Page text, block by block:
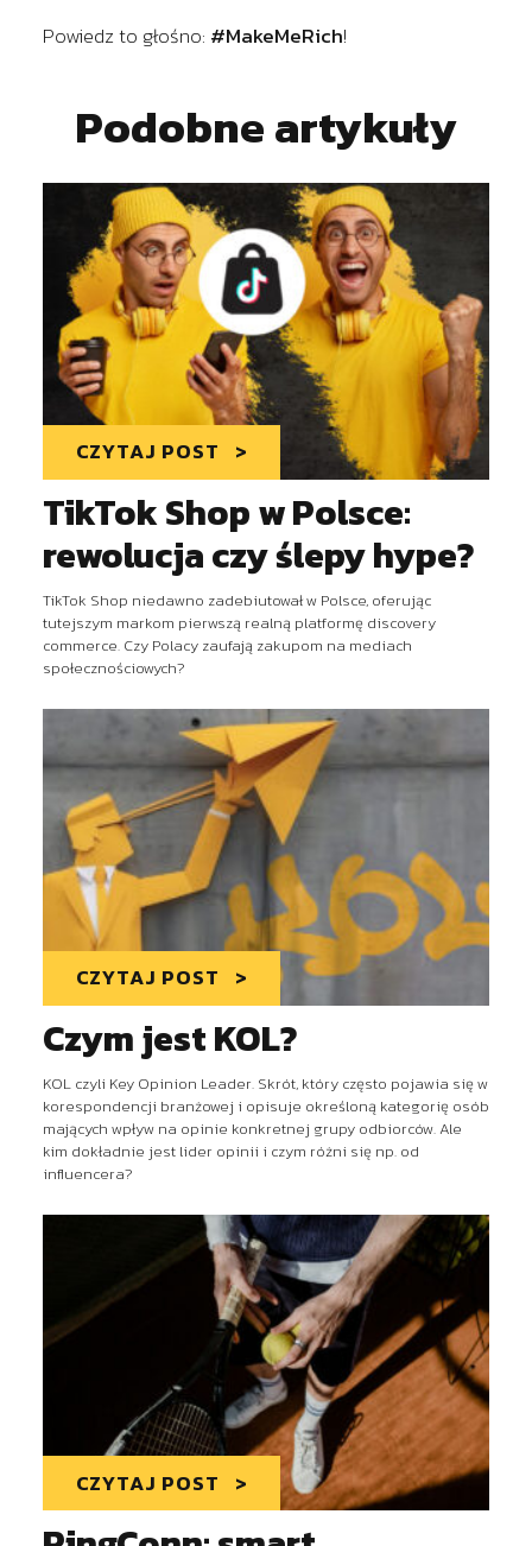
Powiedz to głośno: #MakeMeRich!
Podobne artykuły
CZYTAJ POST
TikTok Shop w Polsce:
rewolucja czy ślepy hype?
TikTok Shop niedawno zadebiutował w Polsce, oferując
tutejszym markom pierwszą realną platformę discovery
commerce. Czy Polacy zaufają zakupom na mediach
społecznościowych?
CZYTAJ POST
Czym jest KOL?
KOL czyli Key Opinion Leader. Skrót, który często pojawia się w
korespondencji branżowej i opisuje określoną kategorię osób
mających wpływ na opinie konkretnej grupy odbiorców. Ale
kim dokładnie jest lider opinii i czym różni się np. od
influencera?
CZYTAJ POST